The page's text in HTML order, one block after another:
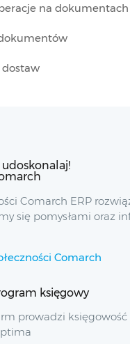
na dokumentach
Comarch ERP
się pomysłami oraz
Comarch
księgowy
prowadzi księgowość